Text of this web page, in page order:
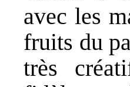
avec les
fruits du
très